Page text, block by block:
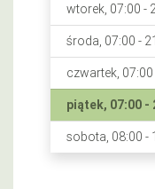
wtorek, 07:00 -
środa, 07:00 -
czwartek, 07:00
piątek, 07:00 -
sobota, 08:00 -